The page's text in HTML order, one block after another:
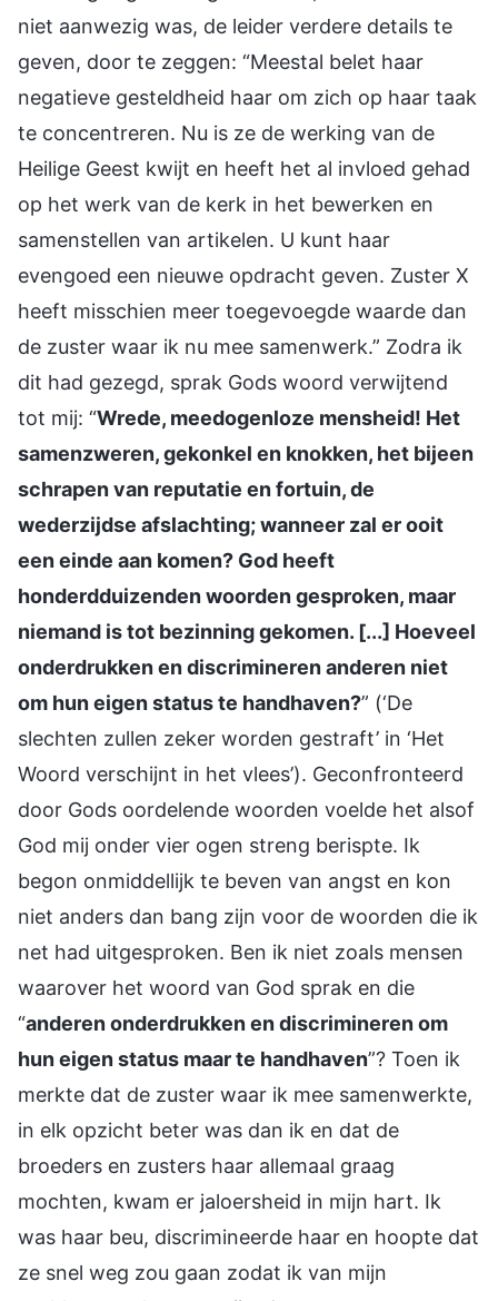
niet aanwezig was, de leider verdere details te
geven, door te zeggen: “Meestal belet haar
negatieve gesteldheid haar om zich op haar taak
te concentreren. Nu is ze de werking van de
Heilige Geest kwijt en heeft het al invloed gehad
op het werk van de kerk in het bewerken en
samenstellen van artikelen. U kunt haar
evengoed een nieuwe opdracht geven. Zuster X
heeft misschien meer toegevoegde waarde dan
de zuster waar ik nu mee samenwerk.” Zodra ik
dit had gezegd, sprak Gods woord verwijtend
tot mij: “Wrede, meedogenloze mensheid! Het
samenzweren, gekonkel en knokken, het bijeen
schrapen van reputatie en fortuin, de
wederzijdse afslachting; wanneer zal er ooit
een einde aan komen? God heeft
honderdduizenden woorden gesproken, maar
niemand is tot bezinning gekomen. [...] Hoeveel
onderdrukken en discrimineren anderen niet
om hun eigen status te handhaven?” (‘De
slechten zullen zeker worden gestraft’ in ‘Het
Woord verschijnt in het vlees’). Geconfronteerd
door Gods oordelende woorden voelde het alsof
God mij onder vier ogen streng berispte. Ik
begon onmiddellijk te beven van angst en kon
niet anders dan bang zijn voor de woorden die ik
net had uitgesproken. Ben ik niet zoals mensen
waarover het woord van God sprak en die
“anderen onderdrukken en discrimineren om
hun eigen status maar te handhaven”? Toen ik
merkte dat de zuster waar ik mee samenwerkte,
in elk opzicht beter was dan ik en dat de
broeders en zusters haar allemaal graag
mochten, kwam er jaloersheid in mijn hart. Ik
was haar beu, discrimineerde haar en hoopte dat
ze snel weg zou gaan zodat ik van mijn